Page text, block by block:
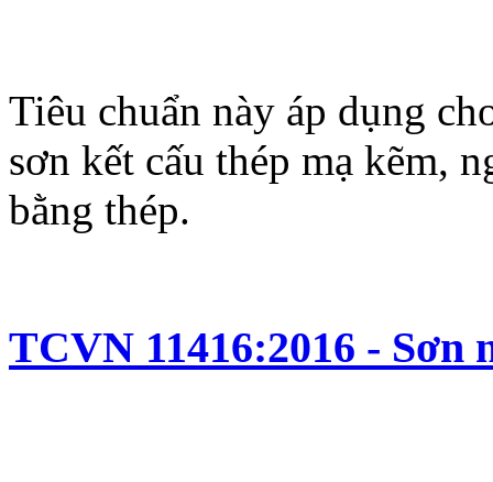
Tiêu chuẩn này áp dụng
sơn kết cấu thép mạ kẽm,
bằng thép.
TCVN 11416:2016 - Sơn